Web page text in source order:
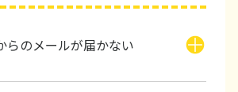
らのメールが届かない